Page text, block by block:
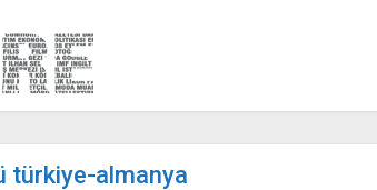
türkiye-almanya